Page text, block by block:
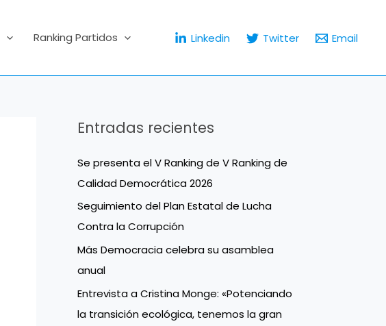
Ranking Partidos Linkedin Twitter Email
Entradas recientes
Se presenta el V Ranking de V Ranking de
Calidad Democrática 2026
Seguimiento del Plan Estatal de Lucha
Contra la Corrupción
Más Democracia celebra su asamblea
anual
Entrevista a Cristina Monge: «Potenciando
la transición ecológica, tenemos la gran